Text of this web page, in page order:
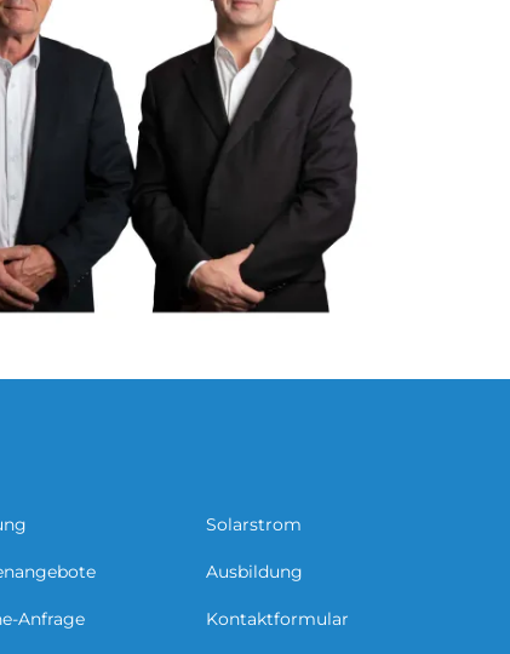
Solarstrom
Ausbildung
Anfrage Kontaktformular